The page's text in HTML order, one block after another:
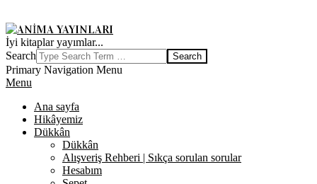
ANIMA
YAYINLARI
İyi kitaplar yayımlar...
Search
Primary Navigation Menu
Menu
Ana sayfa
Hikâyemiz
Dükkân
Dükkân
Alışveriş Rehberi | Sıkça sorulan sorular
Hesabım